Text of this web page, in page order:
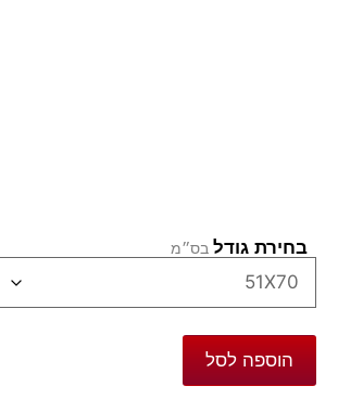
בחירת גודל
הוספה לסל